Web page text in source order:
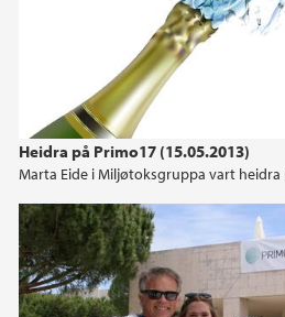
Heidra på Primo17 (15.05.2013)
Marta Eide i Miljøtoksgruppa vart heidra